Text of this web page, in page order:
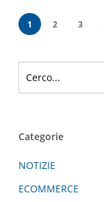
1 2 3
Categorie
NOTIZIE
ECOMMERCE